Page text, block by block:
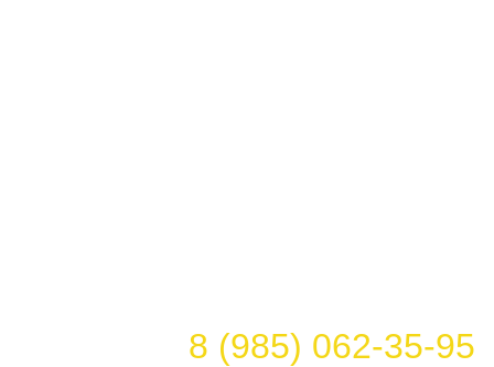
8 (985) 062-35-95